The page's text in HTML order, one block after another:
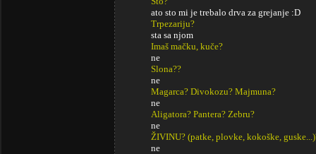
ato sto mi je trebalo drva za grejanje :D
Trpezariju?
sta sa njom
Imaš mačku, kuče?
ne
Slona??
ne
Magarca? Divokozu? Majmuna?
ne
Aligatora? Pantera? Zebru?
ne
ŽIVINU? (patke, plovke, kokoške,
ne